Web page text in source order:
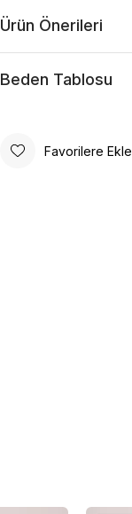
Ürün Önerileri
Beden Tablosu
Favorilere Ekle